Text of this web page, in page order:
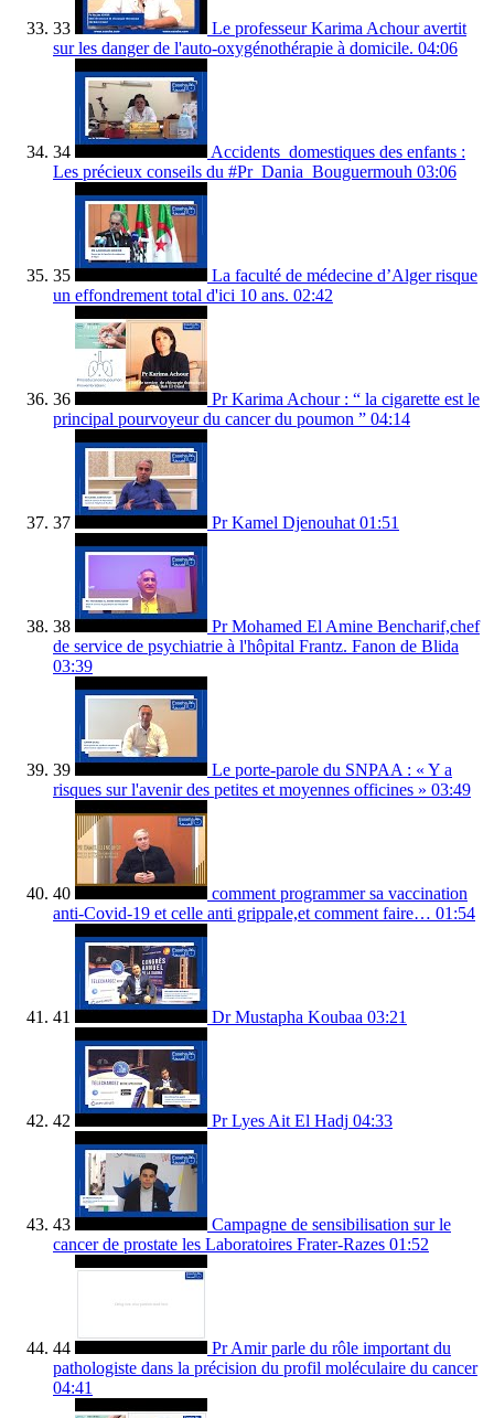
33
Le professeur Karima Achour avertit
sur les danger de l'auto-oxygénothérapie à domicile. 04:06
34
Accidents_domestiques des enfants :
Les précieux conseils du #Pr_Dania_Bouguermouh 03:06
35
La faculté de médecine d’Alger risque
un effondrement total d'ici 10 ans. 02:42
36
Pr Karima Achour : “ la cigarette est le
principal pourvoyeur du cancer du poumon ” 04:14
37 Pr Kamel Djenouhat 01:51
38
Pr Mohamed El Amine Bencharif,chef
de service de psychiatrie à l'hôpital Frantz. Fanon de Blida
03:39
39
Le porte-parole du SNPAA : « Y a
risques sur l'avenir des petites et moyennes officines » 03:49
40
comment programmer sa vaccination
anti-Covid-19 et celle anti grippale,et comment faire… 01:54
41 Dr Mustapha Koubaa 03:21
42 Pr Lyes Ait El Hadj 04:33
43
Campagne de sensibilisation sur le
cancer de prostate les Laboratoires Frater-Razes 01:52
44
Pr Amir parle du rôle important du
pathologiste dans la précision du profil moléculaire du cancer
04:41